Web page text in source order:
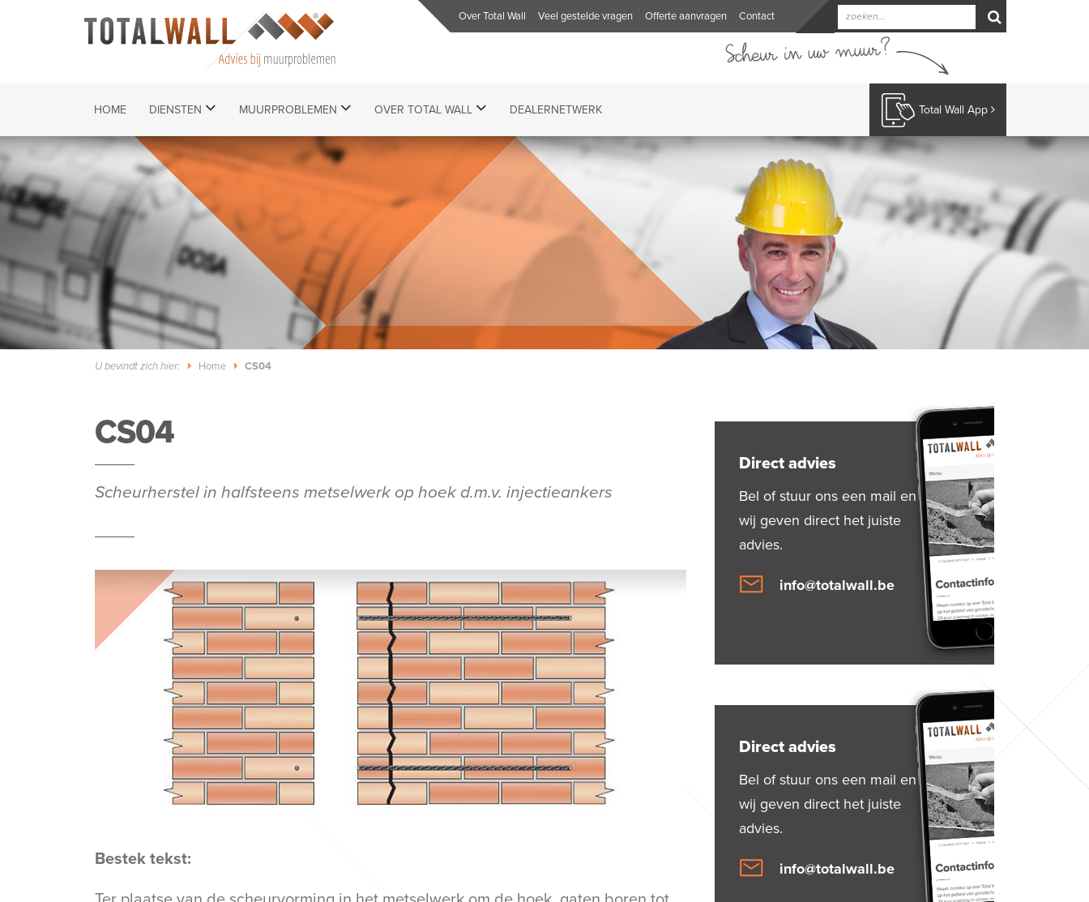
Over Total Wall Veel gestelde vragen Offerte aanvragen Contact
HOME DIENSTEN MUURPROBLEMEN OVER TOTAL WALL DEALERNETWERK Total Wall App
U bevindt zich hier: Home CS04
CS04
Scheurherstel in halfsteens metselwerk op hoek d.m.v. injectieankers
Bestek tekst:
Direct advies
Bel of stuur ons een mail en
wij geven direct het juiste
advies.
info@totalwall.be
Direct advies
Bel of stuur ons een mail en
wij geven direct het juiste
advies.
info@totalwall.be